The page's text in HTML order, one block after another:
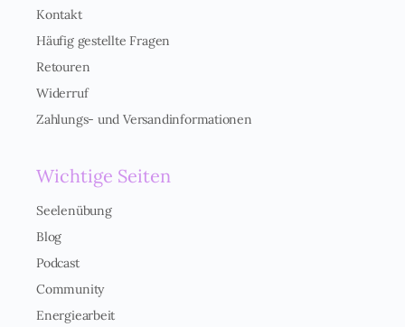
i
n
v
e
r
t
ä
n
d
n
i
Kontakt
Häufig gestellte Fragen
Retouren
Widerruf
Zahlungs- und Versandinformationen
Wichtige Seiten
Seelenübung
Blog
Podcast
Community
Energiearbeit